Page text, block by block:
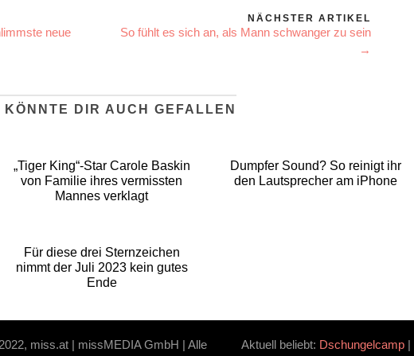
neue
NÄCHSTER ARTIKEL
So fühlt es sich an, als Mann schwanger zu sein
→
KÖNNTE DIR AUCH GEFALLEN
„Tiger King“-Star Carole Baskin
von Familie ihres vermissten
Mannes verklagt
Dumpfer Sound? So reinigt ihr
den Lautsprecher am iPhone
Für diese drei Sternzeichen
nimmt der Juli 2023 kein gutes
Ende
miss.at | missMEDIA GmbH | Alle
Aktuell beliebt: Dschungelcamp|